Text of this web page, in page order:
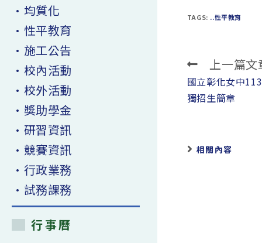
TAGS: ..性平教育
Read
more
articles
上一篇文
國立彰化女中
獨招生簡章
相關內容
•均質化
•性平教育
•施工公告
•校內活動
•校外活動
•獎助學金
•研習資訊
•競賽資訊
•行政業務
•試務課務
行事曆